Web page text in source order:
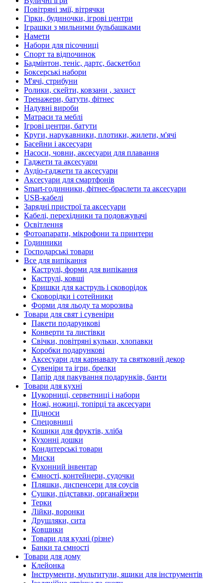
Повітряні змії, вітрячки
Гірки, будиночки, ігрові центри
Іграшки з мильними бульбашками
Намети
Набори для пісочниці
Спорт та відпочинок
Бадмінтон, теніс, дартс, баскетбол
Боксерські набори
М'ячі, стрибуни
Ролики, скейти, ковзани , захист
Тренажери, батути, фітнес
Надувні вироби
Матраси та меблі
Ігрові центри, батути
Круги, нарукавники, плотики, жилети, м'ячі
Басейни і аксесуари
Насоси, човни, аксесуари для плавання
Гаджети та аксесуари
Аудіо-гаджети та аксесуари
Аксесуари для смартфонів
Smart-годинники, фітнес-браслети та аксесуари
USB-кабелі
Зарядні пристрої та аксесуари
Кабелі, перехідники та подовжувачі
Освітлення
Фотоапарати, мікрофони та принтери
Годинники
Господарські товари
Все для випікання
Каструлі, форми для випікання
Каструлі, ковші
Кришки для каструль і сковорідок
Сковорідки і сотейники
Форми для льоду та морозива
Товари для свят і сувеніри
Пакети подарункові
Конверти та листівки
Свічки, повітряні кульки, хлопавки
Коробки подарункові
Аксесуари для карнавалу та святковий декор
Сувеніри та ігри, брелки
Папір для пакування подарунків, банти
Товари для кухні
Цукорниці, серветниці і набори
Ножі, ножиці, топірці та аксесуари
Підноси
Спецовниці
Кошики для фруктів, хліба
Кухонні дошки
Кондитерські товари
Миски
Кухонний інвентар
Ємності, контейнери, судочки
Пляшки, диспенсери для соусів
Сушки, підставки, органайзери
Терки
Лійки, воронки
Друшляки, сита
Ковшики
Товари для кухні (різне)
Банки та ємності
Товари для дому
Клейонка
Інструменти, мультитули, ящики для інструментів